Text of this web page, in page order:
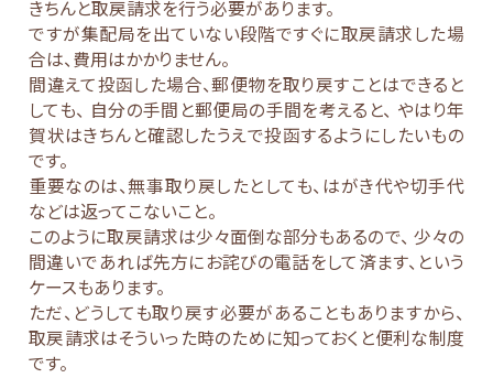
きちんと取戻請求を行う必要があります。
ですが集配局を出ていない段階ですぐに取戻請求した場
合は、費用はかかりません。
間違えて投函した場合、郵便物を取り戻すことはできると
しても、 自分の手間と郵便局の手間を考えると、 やはり年
賀状はきちんと確認したうえで投函するようにしたいもの
です。
重要なのは、無事取り戻したとしても、はがき代や切手代
などは返ってこないこと。
このように取戻請求は少々面倒な部分もあるので、 少々の
間違いであれば先方にお詫びの電話をして済ます、という
ケースもあります。
ただ、どうしても取り戻す必要があることもありますから、
取戻請求はそういった時のために知っておくと便利な制度
です。